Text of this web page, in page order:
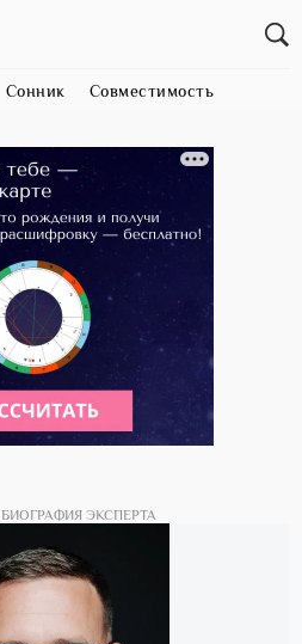
Сонник Совместимость
БИОГРАФИЯ ЭКСПЕРТА